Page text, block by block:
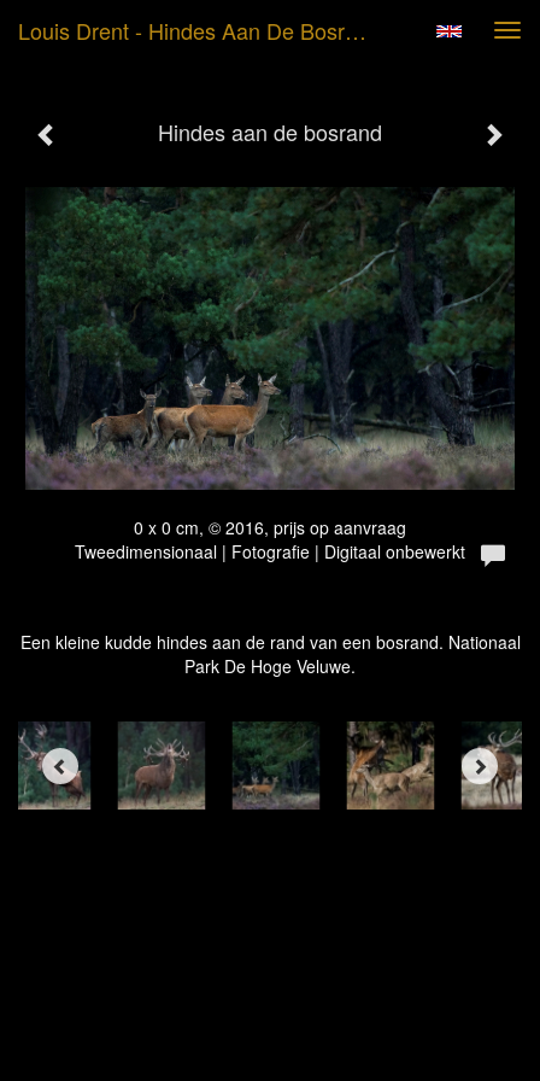
Louis Drent - Hindes Aan De Bosrand
Hindes aan de bosrand
0 x 0 cm, © 2016, prijs op aanvraag
Tweedimensionaal | Fotografie | Digitaal onbewerkt
Een kleine kudde hindes aan de rand van een bosrand. Nationaal
Park De Hoge Veluwe.